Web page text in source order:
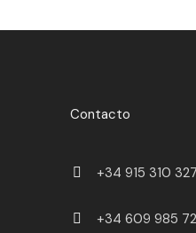
Contacto
+34 915 310 327
+34 609 985